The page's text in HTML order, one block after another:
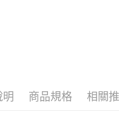
明 商品規格 相關